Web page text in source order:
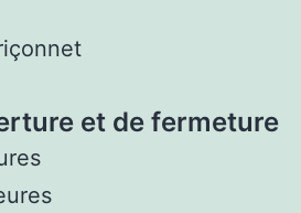
et de fermeture